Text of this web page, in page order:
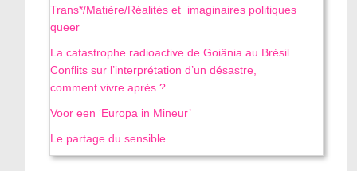
Trans*/Matière/Réalités et imaginaires politiques
queer
La catastrophe radioactive de Goiânia au Brésil.
Conflits sur l’interprétation d’un désastre,
comment vivre après ?
Voor een ‘Europa in Mineur’
Le partage du sensible